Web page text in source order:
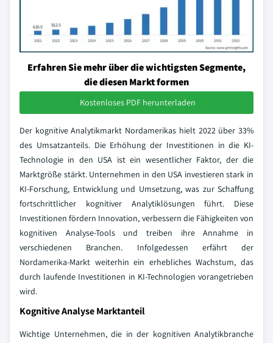
Erfahren Sie mehr über die wichtigsten Segmente,
die diesen Markt formen
Kostenloses PDF herunterladen
Der kognitive Analytikmarkt Nordamerikas hielt 2022 über 33%
des Umsatzanteils. Die Erhöhung der Investitionen in die KI-
Technologie in den USA ist ein wesentlicher Faktor, der die
Marktgröße stärkt. Unternehmen in den USA investieren stark in
KI-Forschung, Entwicklung und Umsetzung, was zur Schaffung
fortschrittlicher kognitiver Analytiklösungen führt. Diese
Investitionen fördern Innovation, verbessern die Fähigkeiten von
kognitiven Analyse-Tools und treiben ihre Annahme in
verschiedenen Branchen. Infolgedessen erfährt der
Nordamerika-Markt weiterhin ein erhebliches Wachstum, das
durch laufende Investitionen in KI-Technologien vorangetrieben
wird.
Kognitive Analyse Marktanteil
Wichtige Unternehmen, die in der kognitiven Analytikbranche